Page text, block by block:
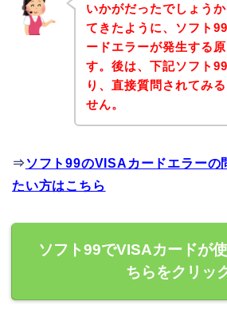
いかがだったでしょう
てきたように、ソフト
ードエラーが発生する
す。後は、下記ソフト
り、直接質問されてみ
せん。
⇒ ソフト99のVISAカードエラーの
たい方はこちら
ソフト99でVISAカードが
ちらをクリッ